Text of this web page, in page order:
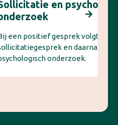
volgt een
daarna een